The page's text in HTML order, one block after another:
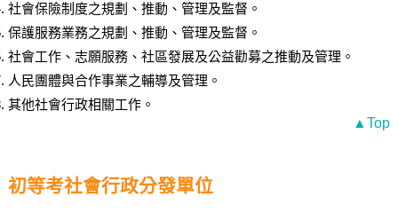
社會保險制度之規劃、推動、管理及監督。
保護服務業務之規劃、推動、管理及監督。
社會工作、志願服務、社區發展及公益勸募之推動及管理。
人民團體與合作事業之輔導及管理。
其他社會行政相關工作。
▲Top
初等考社會行政分發單位